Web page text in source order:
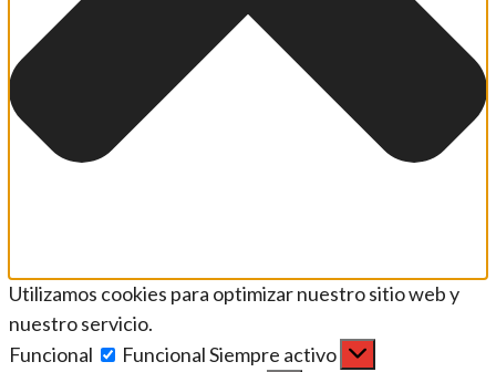
Utilizamos cookies para optimizar nuestro sitio web y
nuestro servicio.
Funcional
FuncionalSiempre activo